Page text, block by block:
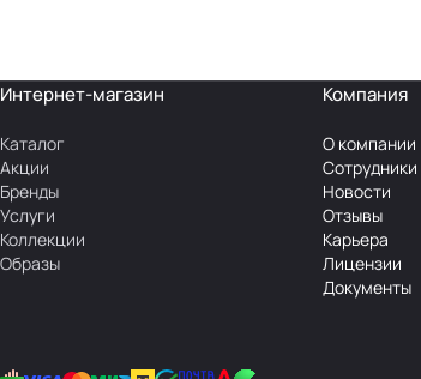
Интернет-магазин
Каталог
Акции
Бренды
Услуги
Коллекции
Образы
Компания
О компании
Сотрудники
Новости
Отзывы
Карьера
Лицензии
Документы